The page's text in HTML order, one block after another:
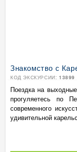
Знакомство с
КОД ЭКСКУРСИИ: 13899
Поездка на
прогуляетесь по
современного
удивительной